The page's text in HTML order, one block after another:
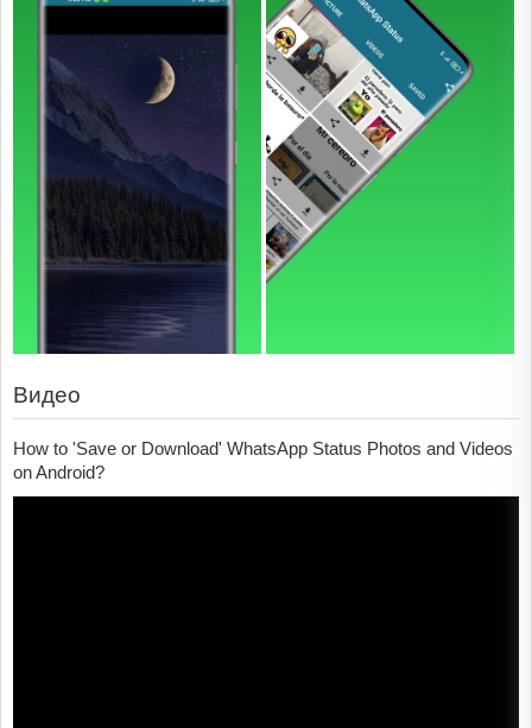
Видео
How to 'Save or Download' WhatsApp Status Photos and Videos
on Android?